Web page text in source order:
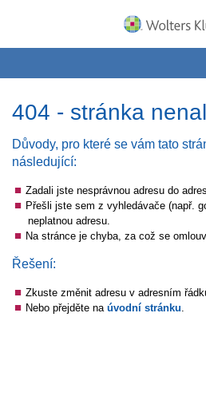
404 - stránka
Důvody, pro které se vám tato
následující:
Zadali jste nesprávnou adresu do
Přešli jste sem z vyhledávače (např.
neplatnou adresu.
Na stránce je chyba, za což se
Řešení:
Zkuste změnit adresu v adresním
Nebo přejděte na úvodní stránku